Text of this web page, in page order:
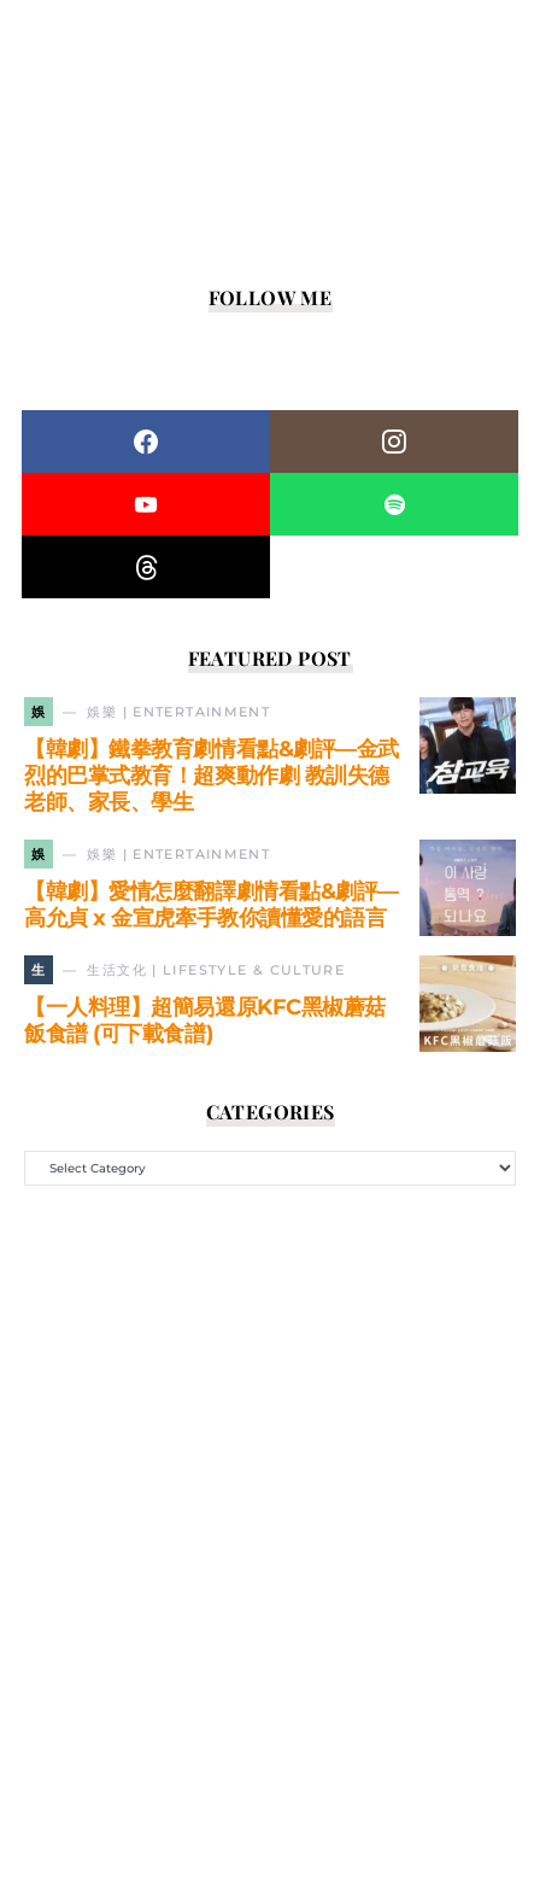
FOLLOW ME
FEATURED POST
娛 娛樂 | ENTERTAINMENT
【韓劇】鐵拳教育劇情看點&劇評—金武
烈的巴掌式教育！超爽動作劇 教訓失德
老師、家長、學生
娛 娛樂 | ENTERTAINMENT
【韓劇】愛情怎麼翻譯劇情看點&劇評—
高允貞 x 金宣虎牽手教你讀懂愛的語言
生 生活文化 | LIFESTYLE & CULTURE
【一人料理】超簡易還原KFC黑椒蘑菇
飯食譜 (可下載食譜)
CATEGORIES